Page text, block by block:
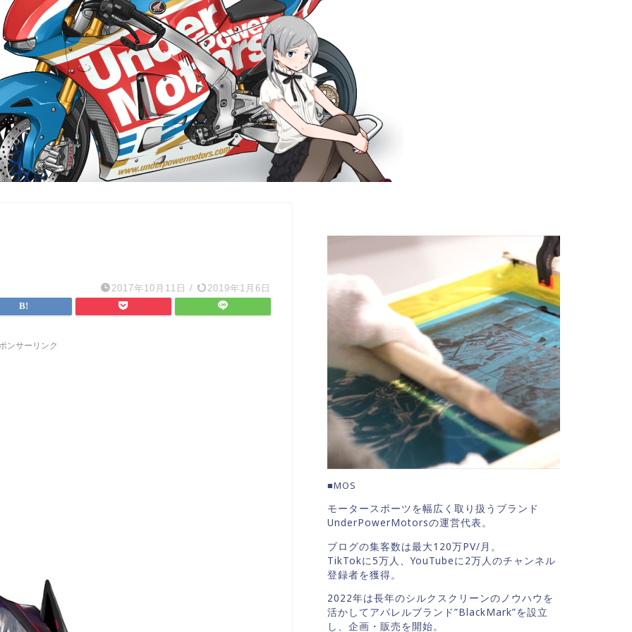
2017年10月11日 / 2019年1月6日
ンサーリンク
■MOS
モータースポーツを幅広く取り扱うブランド
UnderPowerMotorsの運営代表。
ブログの集客数は最大120万PV/月。
TikTokに5万人、YouTubeに2万人のチャンネル
登録者を獲得。
2022年は長年のシルクスクリーンのノウハウを
活かしてアパレルブランド”BlackMark”を設立
し、企画・販売を開始。